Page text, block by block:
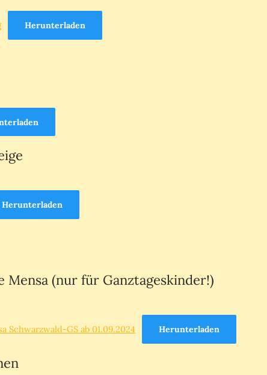
Herunterladen
Herunterladen
Mensa (nur für Ganztageskinder!)
Schwarzwald-GS ab 01.09.2024 Herunterladen